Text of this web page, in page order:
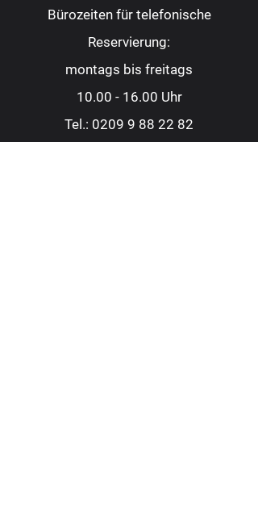
Bürozeiten für telefonische
Reservierung:
montags bis freitags
10.00 - 16.00 Uhr
Tel.: 0209 9 88 22 82